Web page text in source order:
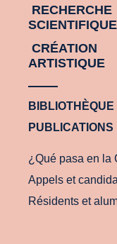
RECHERCHE
SCIENTIFIQUE
CRÉATION
ARTISTIQUE
BIBLIOTHÈQUE
PUBLICATIONS
¿Qué pasa en la
Appels et
Résidents et